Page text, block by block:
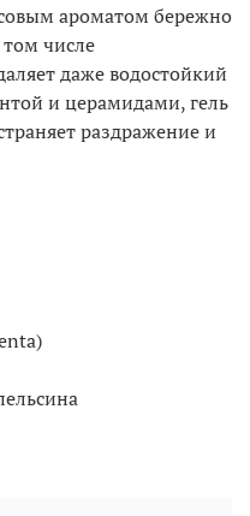
ароматом бережно
числе
даже водостойкий
и церамидами, гель
раздражение и